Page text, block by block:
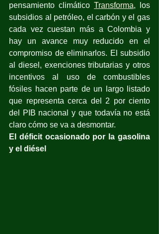
pensamiento climático Transforma, los
subsidios al petróleo, el carbón y el gas
cada vez cuestan más a Colombia y
hay un avance muy reducido en el
compromiso de eliminarlos. El subsidio
al diesel, exenciones tributarias y otros
incentivos al uso de combustibles
fósiles hacen parte de un largo listado
que representa cerca del 2 por ciento
del PIB nacional y que todavía no está
claro cómo se va a desmontar.
El déficit ocasionado por la gasolina
y el diésel